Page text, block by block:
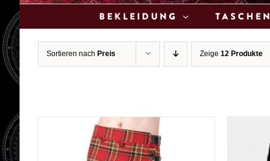
Bekleidung Taschen
Sortieren nach Preis Zeige 12 Produkte